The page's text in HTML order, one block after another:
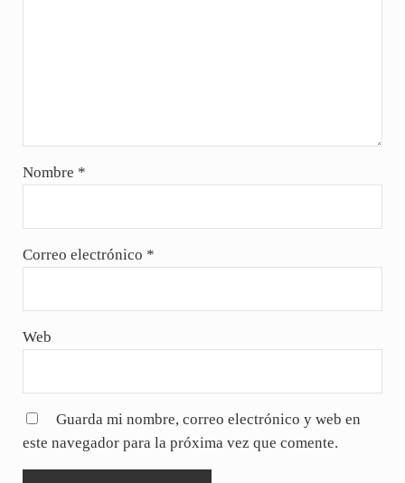
Nombre *
Correo electrónico *
Web
Guarda mi nombre, correo electrónico y web en
este navegador para la próxima vez que comente.